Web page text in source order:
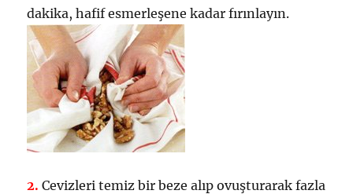
dakika, hafif esmerleşene kadar fırınlayın.
2. Cevizleri temiz bir beze alıp ovuşturarak fazla